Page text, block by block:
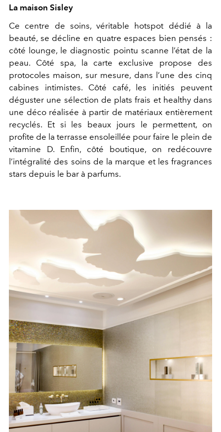
La maison Sisley
Ce centre de soins, véritable hotspot dédié à la
beauté, se décline en quatre espaces bien pensés :
côté lounge, le diagnostic pointu scanne l’état de la
peau. Côté spa, la carte exclusive propose des
protocoles maison, sur mesure, dans l’une des cinq
cabines intimistes. Côté café, les initiés peuvent
déguster une sélection de plats frais et healthy dans
une déco réalisée à partir de matériaux entièrement
recyclés. Et si les beaux jours le permettent, on
profite de la terrasse ensoleillée pour faire le plein de
vitamine D. Enfin, côté boutique, on redécouvre
l’intégralité des soins de la marque et les fragrances
stars depuis le bar à parfums.